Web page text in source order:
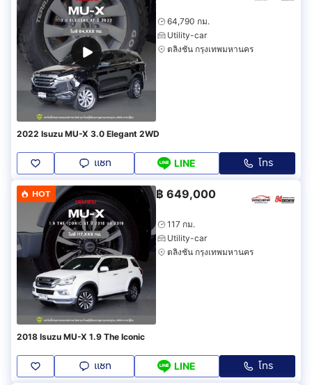
64,790 กม.
Utility-car
ตลิ่งชัน กรุงเทพมหานคร
2022 Isuzu MU-X 3.0 Elegant 2WD
แชท LINE โทร
HOT ฿ 649,000
117 กม.
Utility-car
ตลิ่งชัน กรุงเทพมหานคร
2018 Isuzu MU-X 1.9 The Iconic
แชท LINE โทร